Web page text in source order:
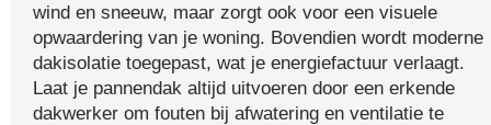
wind en sneeuw, maar zorgt ook voor een visuele
opwaardering van je woning. Bovendien wordt moderne
dakisolatie toegepast, wat je energiefactuur verlaagt.
Laat je pannendak altijd uitvoeren door een erkende
dakwerker om fouten bij afwatering en ventilatie te